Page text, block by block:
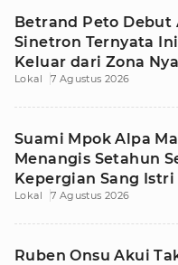
Betrand Peto Debut
Sinetron Ternyata
Keluar dari Zona
Lokal 7 Agustus 2026
Suami Mpok Alpa
Menangis Setahun
Kepergian Sang Istri
Lokal 7 Agustus 2026
Ruben Onsu Akui